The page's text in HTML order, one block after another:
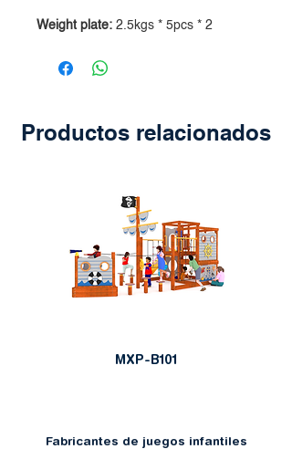
Weight plate: 2.5kgs * 5pcs * 2
Productos relacionados
MXP-B101
Fabricantes de juegos infantiles